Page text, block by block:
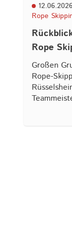
12.06.2026
Rope
Rope
Großen
Rope-